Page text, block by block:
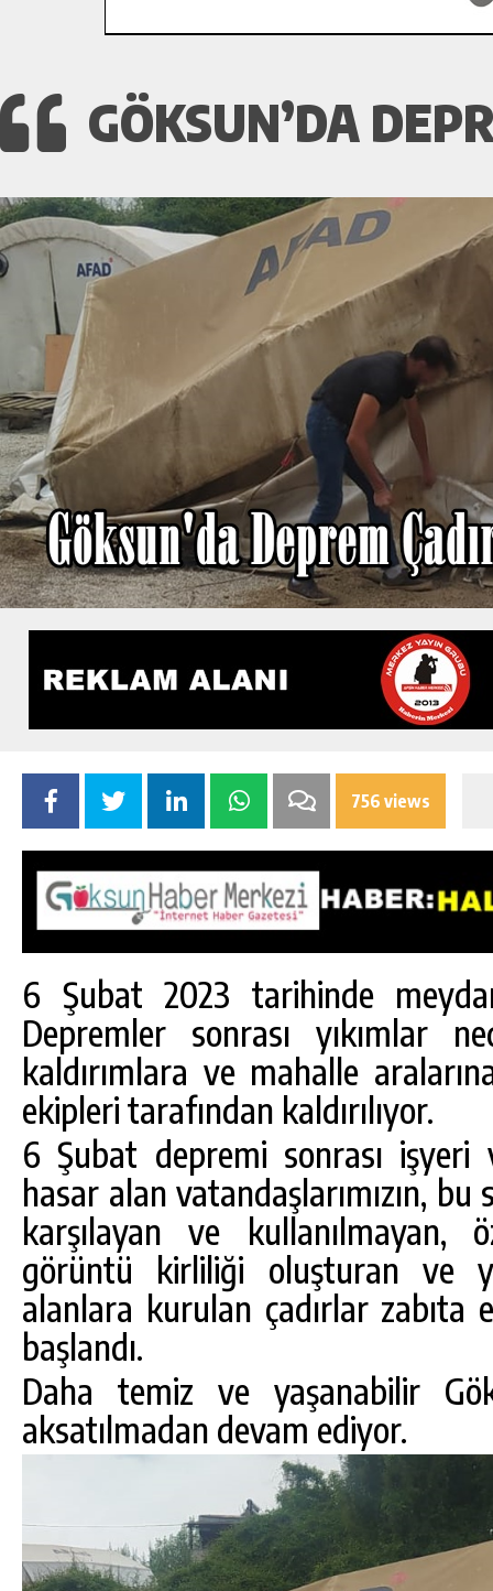
GÖKSUN’DA
756 views
6 Şubat 2023 tarihinde
Depremler sonrası yıkımlar
kaldırımlara ve mahalle
ekipleri tarafından kaldırılıyor.
6 Şubat depremi sonrası işyeri
hasar alan vatandaşlarımızın, bu
karşılayan ve kullanılmayan,
görüntü kirliliği oluşturan ve
alanlara kurulan çadırlar zabıta
başlandı.
Daha temiz ve yaşanabilir
aksatılmadan devam ediyor.
GÖKSUN HAFIZLIK KIZ KUR’AN KURSU
ÖĞRENCILERINE DARENDE GEZISI.